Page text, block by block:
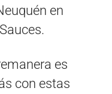
en
es
con estas